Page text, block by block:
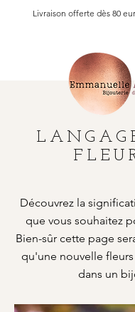
Livraison offerte dès 80
Découvrez la
que vous souhaitez
Bien-sûr cette page
qu'une nouvelle
dans un